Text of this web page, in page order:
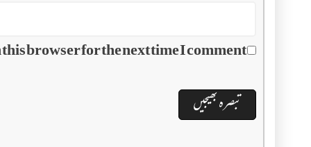
browser for the next time I comment.